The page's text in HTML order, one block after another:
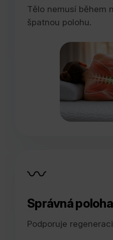
Tělo nemusí během
špatnou polohu.
〰️
Správná
Podporuje